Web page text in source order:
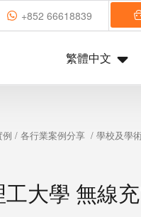
+852 66618839
繁體中文
例 /各行業案例分享 /學校及學
大學 無線充